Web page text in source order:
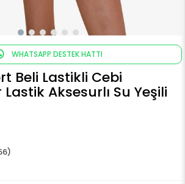
WHATSAPP DESTEK HATTI
Beli Lastikli Cebi
Aksesurlı Su Yeşili